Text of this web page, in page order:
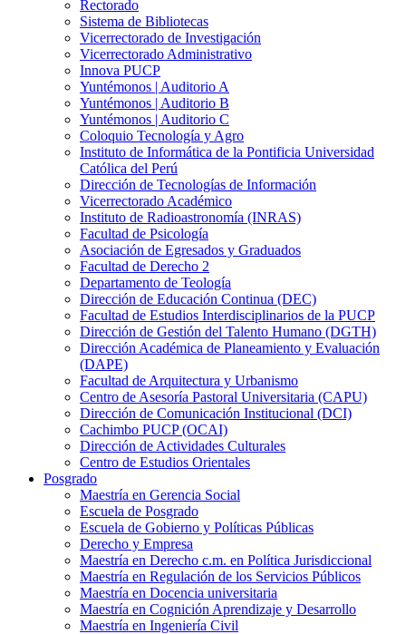
Rectorado
Sistema de Bibliotecas
Vicerrectorado de Investigación
Vicerrectorado Administrativo
Innova PUCP
Yuntémonos | Auditorio A
Yuntémonos | Auditorio B
Yuntémonos | Auditorio C
Coloquio Tecnología y Agro
Instituto de Informática de la Pontificia Universidad
Católica del Perú
Dirección de Tecnologías de Información
Vicerrectorado Académico
Instituto de Radioastronomía (INRAS)
Facultad de Psicología
Asociación de Egresados y Graduados
Facultad de Derecho 2
Departamento de Teología
Dirección de Educación Continua (DEC)
Facultad de Estudios Interdisciplinarios de la PUCP
Dirección de Gestión del Talento Humano (DGTH)
Dirección Académica de Planeamiento y Evaluación
(DAPE)
Facultad de Arquitectura y Urbanismo
Centro de Asesoría Pastoral Universitaria (CAPU)
Dirección de Comunicación Institucional (DCI)
Cachimbo PUCP (OCAI)
Dirección de Actividades Culturales
Centro de Estudios Orientales
Posgrado
Maestría en Gerencia Social
Escuela de Posgrado
Escuela de Gobierno y Políticas Públicas
Derecho y Empresa
Maestría en Derecho c.m. en Política Jurisdiccional
Maestría en Regulación de los Servicios Públicos
Maestría en Docencia universitaria
Maestría en Cognición Aprendizaje y Desarrollo
Maestría en Ingeniería Civil